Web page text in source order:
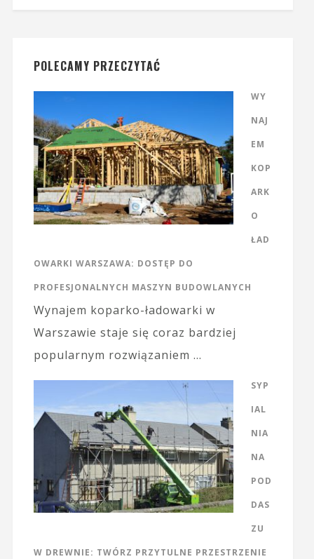
POLECAMY PRZECZYTAĆ
WY
NAJ
EM
KOP
ARK
O
ŁAD
OWARKI WARSZAWA: DOSTĘP DO
PROFESJONALNYCH MASZYN BUDOWLANYCH
Wynajem koparko-ładowarki w
Warszawie staje się coraz bardziej
popularnym rozwiązaniem …
SYP
IAL
NIA
NA
POD
DAS
ZU
W DREWNIE: TWÓRZ PRZYTULNE PRZESTRZENIE